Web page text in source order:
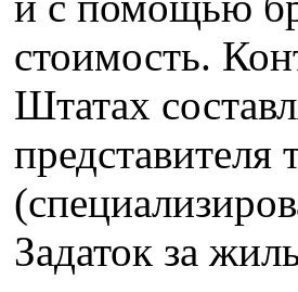
стоимость.
Штатах
представителя
Задаток за